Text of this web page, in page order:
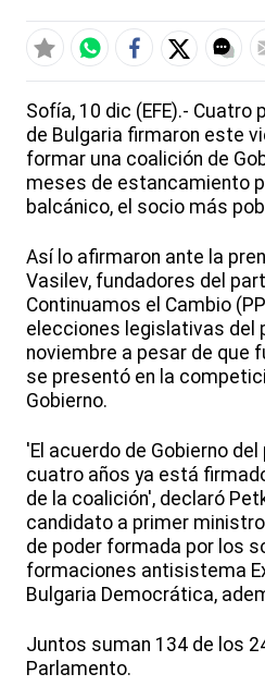
Sofía, 10 dic (EFE).-
de Bulgaria firmaron este
formar una coalición de
meses de estancamiento
balcánico, el socio más
Así lo afirmaron ante la
Vasilev, fundadores del
Continuamos el Cambio
elecciones legislativas del
noviembre a pesar de que
se presentó en la
Gobierno.
'El acuerdo de Gobierno
cuatro años ya está
de la coalición', declaró
candidato a primer
de poder formada por los
formaciones antisistema
Bulgaria Democrática,
Juntos suman 134 de los
Parlamento.